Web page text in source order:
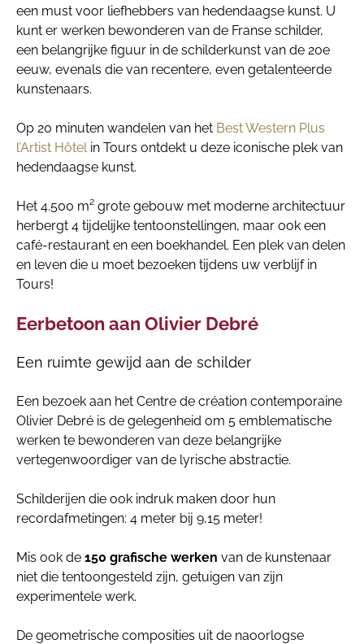
een must voor liefhebbers van hedendaagse kunst. U
kunt er werken bewonderen van de Franse schilder,
een belangrijke figuur in de schilderkunst van de 20e
eeuw, evenals die van recentere, even getalenteerde
kunstenaars.
Op 20 minuten wandelen van het Best Western Plus
l’Artist Hôtelin Tours ontdekt u deze iconische plek van
hedendaagse kunst.
Het 4.500 m² grote gebouw met moderne architectuur
herbergt 4 tijdelijke tentoonstellingen, maar ook een
café-restaurant en een boekhandel. Een plek van delen
en leven die u moet bezoeken tijdens uw verblijf in
Tours!
Eerbetoon aan Olivier Debré
Een ruimte gewijd aan de schilder
Een bezoek aan het Centre de création contemporaine
Olivier Debré is de gelegenheid om 5 emblematische
werken te bewonderen van deze belangrijke
vertegenwoordiger van de lyrische abstractie.
Schilderijen die ook indruk maken door hun
recordafmetingen: 4 meter bij 9,15 meter!
Mis ook de 150 grafische werken van de kunstenaar
niet die tentoongesteld zijn, getuigen van zijn
experimentele werk.
De geometrische composities uit de naoorlogse